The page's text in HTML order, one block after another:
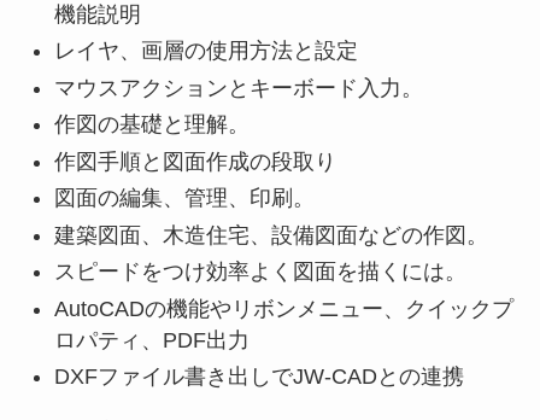
機能説明
レイヤ、画層の使用方法と設定
マウスアクションとキーボード入力。
作図の基礎と理解。
作図手順と図面作成の段取り
図面の編集、管理、印刷。
建築図面、木造住宅、設備図面などの作図。
スピードをつけ効率よく図面を描くには。
AutoCADの機能やリボンメニュー、クイックプ
ロパティ、PDF出力
DXFファイル書き出しでJW-CADとの連携